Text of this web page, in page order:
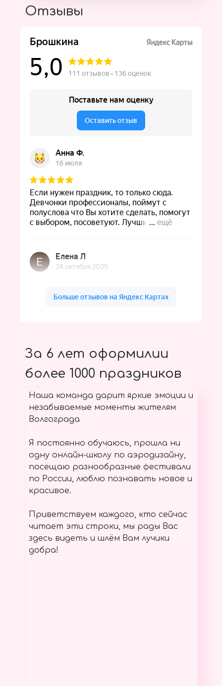
Отзывы
За 6 лет оформилии
более 1000 праздников
Наша команда дарит яркие эмоции и
незабываемые моменты жителям
Волгограда
Я постоянно обучаюсь, прошла ни
одну онлайн-школу по аэродизайну,
посещаю разнообразные фестивали
по России, люблю познавать новое и
красивое.
Приветствуем каждого, кто сейчас
читает эти строки, мы рады Вас
здесь видеть и шлём Вам лучики
добра!